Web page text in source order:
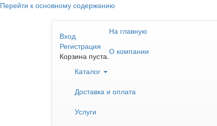
Перейти к основному содержанию
Вход
Регистрация
Корзина пуста.
На главную
О компании
Каталог
Доставка и оплата
Услуги